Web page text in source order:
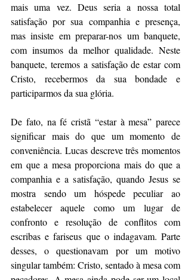
mais uma vez. Deus seria a nossa total
satisfação por sua companhia e presença,
mas insiste em preparar-nos um banquete,
com insumos da melhor qualidade. Neste
banquete, teremos a satisfação de estar com
Cristo, recebermos da sua bondade e
participarmos da sua glória.
De fato, na fé cristã “estar à mesa” parece
significar mais do que um momento de
conveniência. Lucas descreve três momentos
em que a mesa proporciona mais do que a
companhia e a satisfação, quando Jesus se
mostra sendo um hóspede peculiar ao
estabelecer aquele como um lugar de
confronto e resolução de conflitos com
escribas e fariseus que o indagavam. Parte
desses, o questionavam por um motivo
singular também: Cristo, sentado à mesa com